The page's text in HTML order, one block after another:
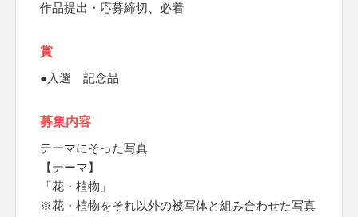
作品提出・応募締切、必着
賞
●入選 記念品
募集内容
テーマにそった写真
【テーマ】
「花・植物」
※花・植物をそれ以外の被写体と組み合わせた写真